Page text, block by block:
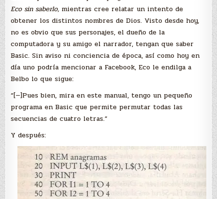
Eco sin saberlo, mientras cree relatar un intento de
obtener los distintos nombres de Dios. Visto desde hoy,
no es obvio que sus personajes, el dueño de la
computadora y su amigo el narrador, tengan que saber
Basic. Sin aviso ni conciencia de época, así como hoy en
día uno podría mencionar a Facebook, Eco le endilga a
Belbo lo que sigue:
“[—]Pues bien, mira en este manual, tengo un pequeño
programa en Basic que permite permutar todas las
secuencias de cuatro letras.”
Y después: